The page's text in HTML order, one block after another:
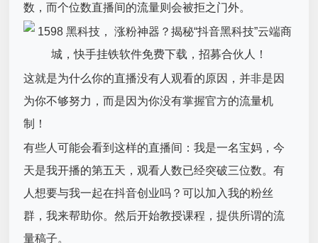
数，而个位数直播间的流量则会被拒之门外。
这就是为什么你的直播没有人观看的原因，并非是因
为你不够努力，而是因为你没有掌握官方的流量机
制！
有些人可能会看到这样的直播间：我是一名宝妈，今
天是我开播的第五天，观看人数已经突破三位数。有
人想要与我一起在抖音创业吗？可以加入我的粉丝
群，我来帮助你。然后开始教授课程，提供所谓的流
量稿子。